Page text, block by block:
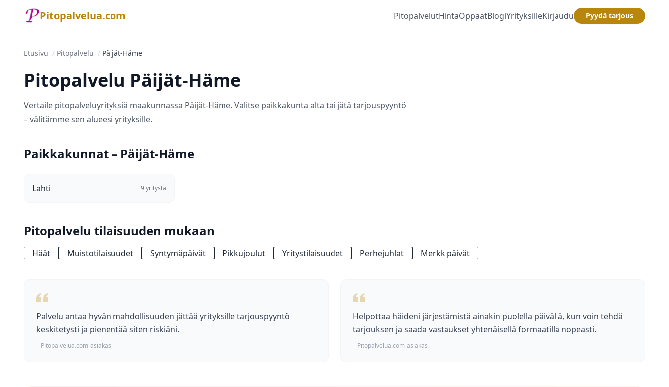
Pitopalvelua.com PitopalvelutHintaOppaatBlogiYrityksilleKirjaudu Pyydä tarjous
Etusivu / Pitopalvelu / Päijät-Häme
Pitopalvelu Päijät-Häme
Vertaile pitopalveluyrityksiä maakunnassa Päijät-Häme. Valitse paikkakunta alta tai jätä tarjouspyyntö
– välitämme sen alueesi yrityksille.
Paikkakunnat – Päijät-Häme
Lahti 9 yritystä
Pitopalvelu tilaisuuden mukaan
Häät Muistotilaisuudet Syntymäpäivät Pikkujoulut Yritystilaisuudet Perhejuhlat Merkkipäivät
Palvelu antaa hyvän mahdollisuuden jättää yrityksille tarjouspyyntö
keskitetysti ja pienentää siten riskiäni.
– Pitopalvelua.com-asiakas
Helpottaa häideni järjestämistä ainakin puolella päivällä, kun voin tehdä
tarjouksen ja saada vastaukset yhtenäisellä formaatilla nopeasti.
– Pitopalvelua.com-asiakas